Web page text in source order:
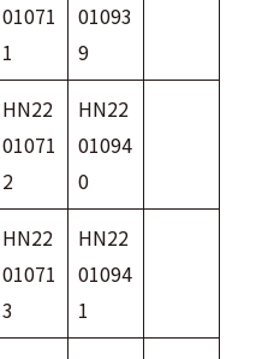
01071
1
01093
9
HN22
01071
2
HN22
01094
0
HN22
01071
3
HN22
01094
1